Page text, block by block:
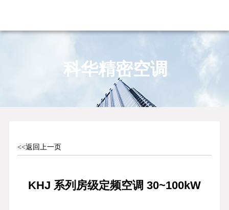
科华精密空调
<<返回上一页
KHJ 系列房级定频空调 30~100kW